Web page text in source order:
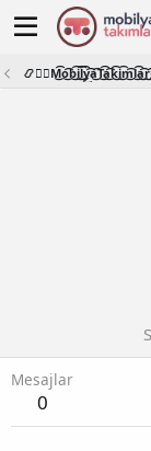
Mesajlar
0